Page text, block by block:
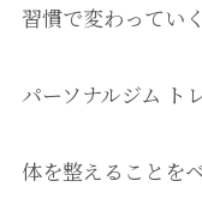
習慣で変わってい
パーソナルジム ト
体を整えることを